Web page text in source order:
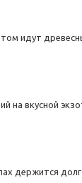
идут
на вкусной
держится